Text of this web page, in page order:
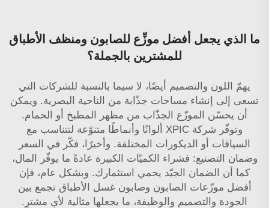
ما الذي يجعل أفضل موزِّع للصابون ومنظف الأطباق
للمشترين بالجملة؟
يهمّ اللون والتصميم أيضًا، لا سيما بالنسبة للشركات التي
تسعى إلى إنشاء مساحات جذّابة من الناحية البصرية. ويمكن
أن يحسّن الموزّع الجذّاب من مظهر المطبخ أو الحمام.
وتوفّر شركة XPIC ألوانًا وأنماطًا متنوّعة لتتناسب مع
السياقات أو الديكورات المختلفة. وأخيرًا، فكّر في السعر
وضمان التصنيع: فشراء الكميّات الكبيرة عادةً ما يوفّر المال،
كما أن الضمان الجيّد يحمي استثمارك. وبشكل عام، فإن
أفضل موزّعات الصابون وصابون غسل الأطباق تجمع بين
الجودة والتصميم والوظيفة، ما يجعلها مثالية لأي مشترٍ.